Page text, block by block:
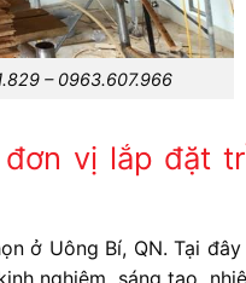
– 0963.607.966
vị lắp đặt
ở Uông Bí, QN. Tại đây